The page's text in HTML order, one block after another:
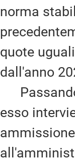
norma
quote
dall'anno
Passando
esso